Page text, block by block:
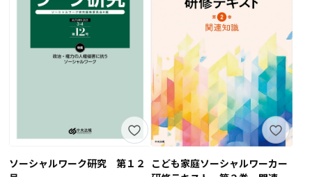
ソーシャルワーク研究 第１２
こども家庭ソーシャルワーカー